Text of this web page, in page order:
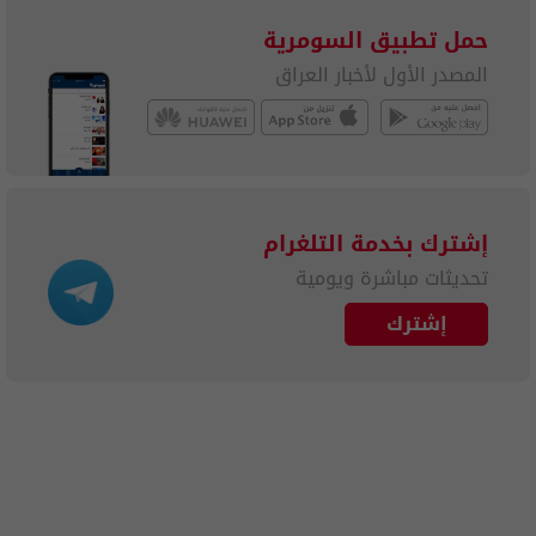
حمل تطبيق السومرية
المصدر الأول لأخبار العراق
إشترك بخدمة التلغرام
تحديثات مباشرة ويومية
إشترك